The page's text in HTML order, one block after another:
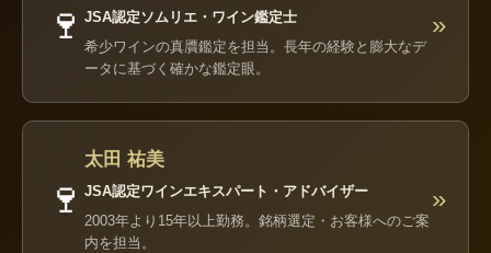
🍷 JSA認定ソムリエ・ワイン鑑定士
希少ワインの真贋鑑定を担当。長年の経験と膨大なデ
ータに基づく確かな鑑定眼。
»
🍷
太田 祐美
JSA認定ワインエキスパート・アドバイザー
2003年より15年以上勤務。銘柄選定・お客様へのご案
内を担当。
»